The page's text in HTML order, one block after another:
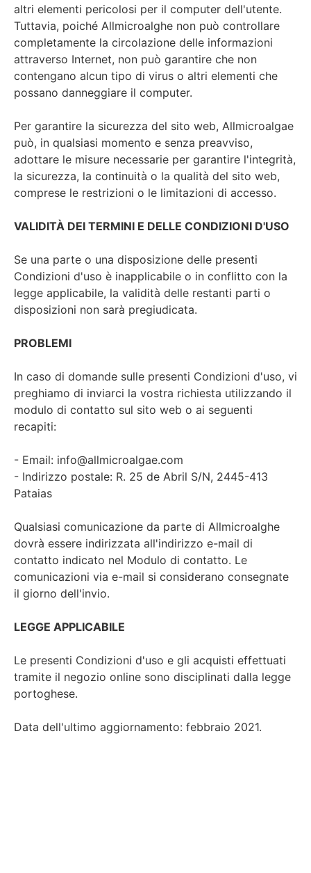
altri elementi pericolosi per il computer dell'utente.
Tuttavia, poiché Allmicroalghe non può controllare
completamente la circolazione delle informazioni
attraverso Internet, non può garantire che non
contengano alcun tipo di virus o altri elementi che
possano danneggiare il computer.
Per garantire la sicurezza del sito web, Allmicroalgae
può, in qualsiasi momento e senza preavviso,
adottare le misure necessarie per garantire l'integrità,
la sicurezza, la continuità o la qualità del sito web,
comprese le restrizioni o le limitazioni di accesso.
VALIDITÀ DEI TERMINI E DELLE CONDIZIONI D'USO
Se una parte o una disposizione delle presenti
Condizioni d'uso è inapplicabile o in conflitto con la
legge applicabile, la validità delle restanti parti o
disposizioni non sarà pregiudicata.
PROBLEMI
In caso di domande sulle presenti Condizioni d'uso, vi
preghiamo di inviarci la vostra richiesta utilizzando il
modulo di contatto sul sito web o ai seguenti
recapiti:
- Email: info@allmicroalgae.com
- Indirizzo postale: R. 25 de Abril S/N, 2445-413
Pataias
Qualsiasi comunicazione da parte di Allmicroalghe
dovrà essere indirizzata all'indirizzo e-mail di
contatto indicato nel Modulo di contatto. Le
comunicazioni via e-mail si considerano consegnate
il giorno dell'invio.
LEGGE APPLICABILE
Le presenti Condizioni d'uso e gli acquisti effettuati
tramite il negozio online sono disciplinati dalla legge
portoghese.
Data dell'ultimo aggiornamento: febbraio 2021.